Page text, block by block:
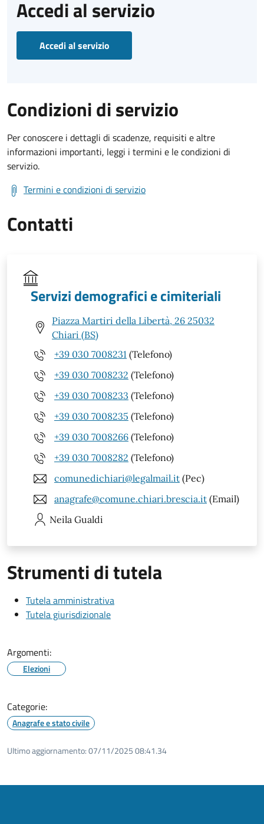
Accedi al servizio
Accedi al servizio
Condizioni di servizio
Per conoscere i dettagli di scadenze, requisiti e altre
informazioni importanti, leggi i termini e le condizioni di
servizio.
Termini e condizioni di servizio
Contatti
Servizi demografici e cimiteriali
Piazza Martiri della Libertà, 26 25032
Chiari (BS)
+39 030 7008231 (Telefono)
+39 030 7008232 (Telefono)
+39 030 7008233 (Telefono)
+39 030 7008235 (Telefono)
+39 030 7008266 (Telefono)
+39 030 7008282 (Telefono)
comunedichiari@legalmail.it (Pec)
anagrafe@comune.chiari.brescia.it (Email)
Neila Gualdi
Strumenti di tutela
Tutela amministrativa
Tutela giurisdizionale
Argomenti:
Elezioni
Categorie:
Anagrafe e stato civile
Ultimo aggiornamento:07/11/2025 08:41.34